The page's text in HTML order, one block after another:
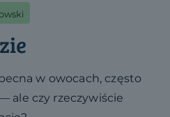
w owocach, często
ale czy rzeczywiście